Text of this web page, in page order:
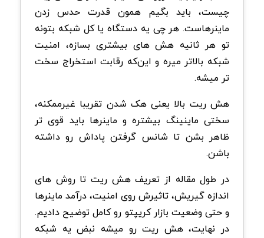
چیست، باید بگیم همون قدرت حدس زدن
ماینرهاست. هر چی یه دستگاه یا کل شبکه بتونه
تو هر ثانیه هش های بیشتری بسازه، امنیت
شبکه بالاتر میره و این‌که رقابت استخراج سخت
تر میشه.
هش ریت بالا یعنی هک شدن تقریبا غیرممکنه،
سختی ماینینگ بیشتره و ماینرها باید قوی تر
ظاهر بشن تا شانس گرفتن پاداش رو داشته
باشن.
در طول مقاله از تعریف هش ریت تا روش های
اندازه گیریش، تاثیرش روی امنیت، درآمد ماینرها
و حتی وضعیت بازار کریپتو رو کامل توضیح دادیم.
در نهایت، هش ریت رو میشه نبض یه شبکه